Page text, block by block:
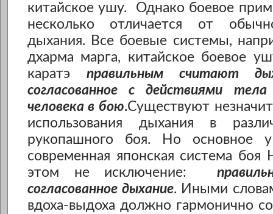
китайское ушу. Однако боевое
несколько отличается от
дыхания. Все боевые системы,
дхарма марга, китайское боевое
каратэ
правильным считают
согласованное с действиями
человека в бою.Существуют
использования дыхания в
рукопашного боя. Но основное
современная японская система
этом не исключение:
согласованное дыхание. Иными
вдоха-выдоха должно гармонично